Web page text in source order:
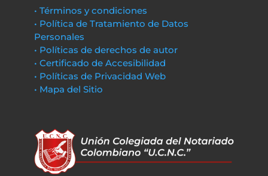
• Términos y condiciones
• Política de Tratamiento de Datos
Personales
• Políticas de derechos de autor
• Certificado de Accesibilidad
• Políticas de Privacidad Web
• Mapa del Sitio